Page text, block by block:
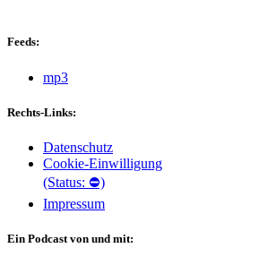
Feeds:
mp3
Rechts-Links:
Datenschutz
Cookie-Einwilligung
(Status: ⛔)
Impressum
Ein Podcast von und mit: